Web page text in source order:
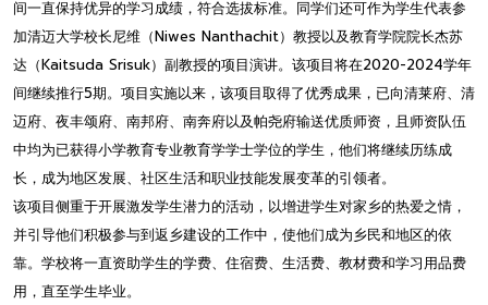
间一直保持优异的学习成绩，符合选拔标准。同学们还可作为学生代表参
加清迈大学校长尼维（Niwes Nanthachit）教授以及教育学院院长杰苏
达（Kaitsuda Srisuk）副教授的项目演讲。该项目将在2020-2024学年
间继续推行5期。项目实施以来，该项目取得了优秀成果，已向清莱府、清
迈府、夜丰颂府、南邦府、南奔府以及帕尧府输送优质师资，且师资队伍
中均为已获得小学教育专业教育学学士学位的学生，他们将继续历练成
长，成为地区发展、社区生活和职业技能发展变革的引领者。
该项目侧重于开展激发学生潜力的活动，以增进学生对家乡的热爱之情，
并引导他们积极参与到返乡建设的工作中，使他们成为乡民和地区的依
靠。学校将一直资助学生的学费、住宿费、生活费、教材费和学习用品费
用，直至学生毕业。